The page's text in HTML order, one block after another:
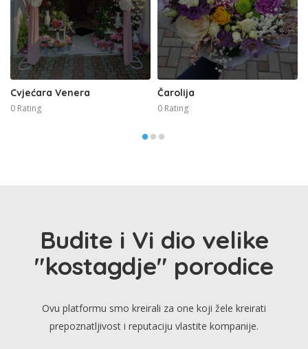
Cvjećara Venera
0 Rating
Čarolija
0 Rating
Budite i Vi dio velike
"kostagdje" porodice
Ovu platformu smo kreirali za one koji žele kreirati
prepoznatljivost i reputaciju vlastite kompanije.